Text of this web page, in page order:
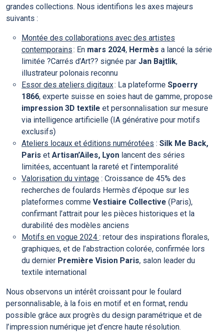
grandes collections. Nous identifions les axes majeurs
suivants :
Montée des collaborations avec des artistes
contemporains: En mars 2024, Hermès a lancé la série
limitée ?Carrés d’Art?? signée par Jan Bajtlik,
illustrateur polonais reconnu
Essor des ateliers digitaux: La plateforme Spoerry
1866, experte suisse en soies haut de gamme, propose
impression 3D textile et personnalisation sur mesure
via intelligence artificielle (IA générative pour motifs
exclusifs)
Ateliers locaux et éditions numérotées : Silk Me Back,
Paris et Artisan’Ailes, Lyon lancent des séries
limitées, accentuant la rareté et l’intemporalité
Valorisation du vintage : Croissance de 45% des
recherches de foulards Hermès d’époque sur les
plateformes comme Vestiaire Collective (Paris),
confirmant l’attrait pour les pièces historiques et la
durabilité des modèles anciens
Motifs en vogue 2024 : retour des inspirations florales,
graphiques, et de l’abstraction colorée, confirmée lors
du dernier Première Vision Paris, salon leader du
textile international
Nous observons un intérêt croissant pour le foulard
personnalisable, à la fois en motif et en format, rendu
possible grâce aux progrès du design paramétrique et de
l’impression numérique jet d’encre haute résolution.